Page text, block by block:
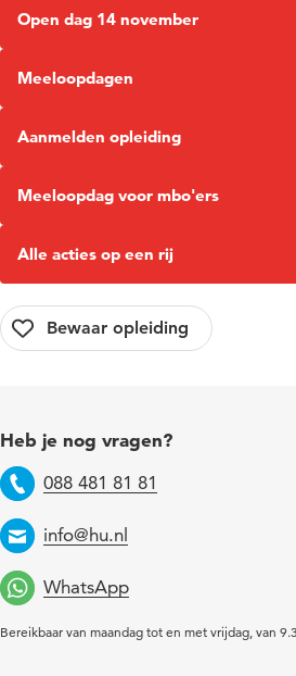
Open dag 14 november
Meeloopdagen
Aanmelden opleiding
Meeloopdag voor mbo'ers
Alle acties op een rij
Heb je nog vragen?
Telefoon
088 481 81 81
Email
info@hu.nl
WhatsApp
Bereikbaar van maandag tot en met vrijdag, van